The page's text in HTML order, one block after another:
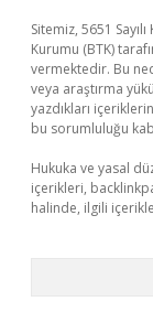
Sitemiz, 5651
Kurumu (BTK)
vermektedir. Bu
veya araştırma
yazdıkları
bu sorumluluğu
Hukuka ve yasal
içerikleri,
halinde, ilgili